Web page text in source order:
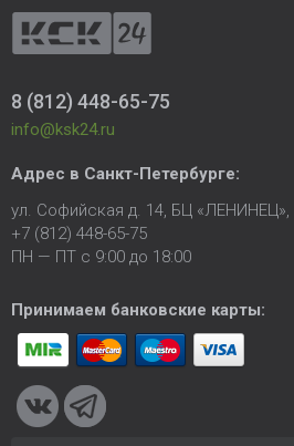
8 (812) 448-65-75
info@ksk24.ru
Адрес в Санкт-Петербурге:
ул. Софийская д. 14, БЦ
+7 (812) 448-65-75
ПН — ПТ с 9:00 до 18:00
Принимаем банковские карты: